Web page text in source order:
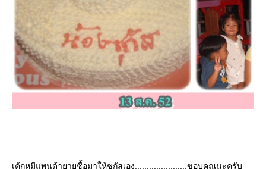
เค้กหมีแพนด้ายายซื้อมาให้ซูกัสเอง......................ขอบคุณนะครับ